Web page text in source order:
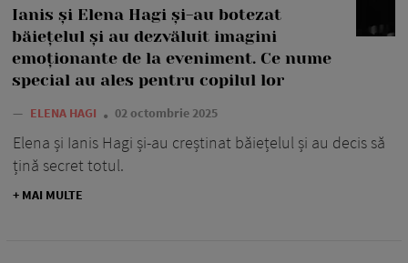
Ianis și Elena Hagi și-au botezat
băiețelul și au dezvăluit imagini
emoționante de la eveniment. Ce nume
special au ales pentru copilul lor
— ELENA HAGI 02 octombrie 2025
Elena și Ianis Hagi și-au creștinat băiețelul și au decis să
țină secret totul.
+ MAI MULTE